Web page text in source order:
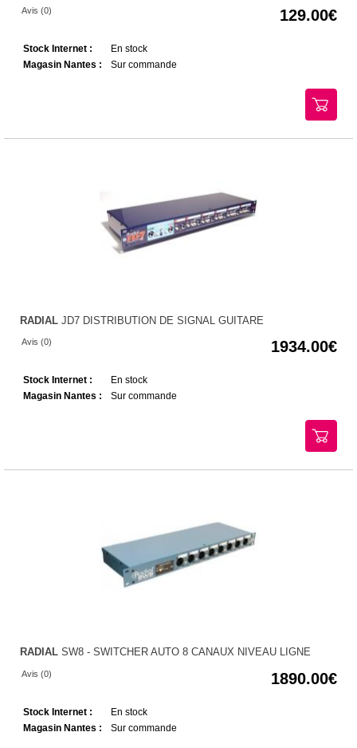
Avis (0) 129.00
Stock Internet :
En stock
Magasin Nantes :
Sur commande
RADIAL JD7 DISTRIBUTION DE SIGNAL GUITARE
Avis (0) 1934.00
Stock Internet :
En stock
Magasin Nantes :
Sur commande
RADIAL SW8 - SWITCHER AUTO 8 CANAUX NIVEAU LIGNE
Avis (0) 1890.00
Stock Internet :
En stock
Magasin Nantes :
Sur commande